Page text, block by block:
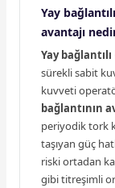
Yay
avantajı
Yay
sürekli sabit
kuvveti
bağlantının
periyodik tork
taşıyan güç
riski ortadan
gibi titreşimli